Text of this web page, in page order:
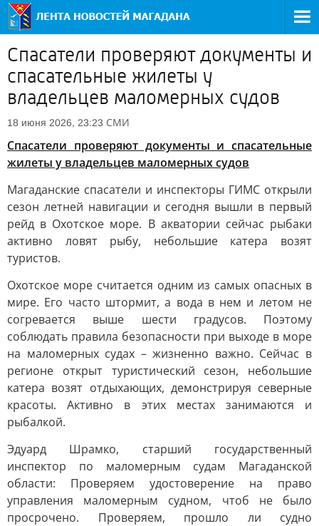
Спасатели проверяют документы и
спасательные жилеты у
владельцев маломерных судов
18 июня 2026, 23:23 СМИ
Спасатели проверяют документы и спасательные
жилеты у владельцев маломерных судов
Магаданские спасатели и инспекторы ГИМС открыли
сезон летней навигации и сегодня вышли в первый
рейд в Охотское море. В акватории сейчас рыбаки
активно ловят рыбу, небольшие катера возят
туристов.
Охотское море считается одним из самых опасных в
мире. Его часто штормит, а вода в нем и летом не
согревается выше шести градусов. Поэтому
соблюдать правила безопасности при выходе в море
на маломерных судах – жизненно важно. Сейчас в
регионе открыт туристический сезон, небольшие
катера возят отдыхающих, демонстрируя северные
красоты. Активно в этих местах занимаются и
рыбалкой.
Эдуард Шрамко, старший государственный
инспектор по маломерным судам Магаданской
области: Проверяем удостоверение на право
управления маломерным судном, чтоб не было
просрочено. Проверяем, прошло ли судно